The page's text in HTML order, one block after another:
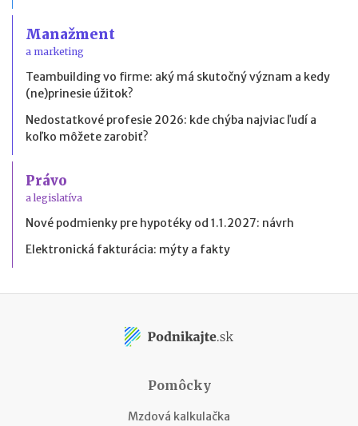
Manažment
a marketing
Teambuilding vo firme: aký má skutočný význam a kedy
(ne)prinesie úžitok?
Nedostatkové profesie 2026: kde chýba najviac ľudí a
koľko môžete zarobiť?
Právo
a legislatíva
Nové podmienky pre hypotéky od 1.1.2027: návrh
Elektronická fakturácia: mýty a fakty
Pomôcky
Mzdová kalkulačka